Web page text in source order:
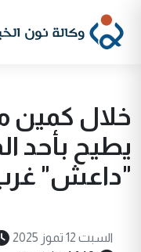
خلال كمين
يطيح بأحد
"داعش"
السبت 12 تموز 2025